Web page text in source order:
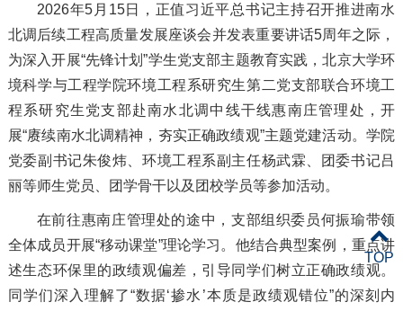
2026年5月15日，正值习近平总书记主持召开推进南水
北调后续工程高质量发展座谈会并发表重要讲话5周年之际，
为深入开展“先锋计划”学生党支部主题教育实践，北京大学环
境科学与工程学院环境工程系研究生第二党支部联合环境工
程系研究生党支部赴南水北调中线干线惠南庄管理处，开
展“赓续南水北调精神，夯实正确政绩观”主题党建活动。学院
党委副书记朱俊炜、环境工程系副主任杨武霖、团委书记吕
丽等师生党员、团学骨干以及团校学员等参加活动。
在前往惠南庄管理处的途中，支部组织委员何振瑜带领
全体成员开展“移动课堂”理论学习。他结合典型案例，重点讲
述生态环保里的政绩观偏差，引导同学们树立正确政绩观。
同学们深入理解了“数据‘掺水’本质是政绩观错位”的深刻内
TOP